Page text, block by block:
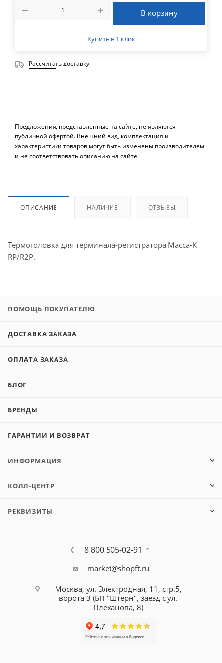
В корзину
Купить в 1 клик
Рассчитать доставку
Предложения, представленные на сайте, не являются
публичной офертой. Внешний вид, комплектация и
характеристики товаров могут быть изменены производителем
и не соответствовать описанию на сайте.
ОПИСАНИЕ НАЛИЧИЕ ОТЗЫВЫ
Термоголовка для терминала-регистратора Масса-К
RP/R2P.
ПОМОЩЬ ПОКУПАТЕЛЮ
ДОСТАВКА ЗАКАЗА
ОПЛАТА ЗАКАЗА
БЛОГ
БРЕНДЫ
ГАРАНТИИ И ВОЗВРАТ
ИНФОРМАЦИЯ
КОЛЛ-ЦЕНТР
РЕКВИЗИТЫ
8 800 505-02-91
market@shopft.ru
Москва, ул. Электродная, 11, стр.5,
ворота 3 (БП "Штерн", заезд с ул.
Плеханова, 8)